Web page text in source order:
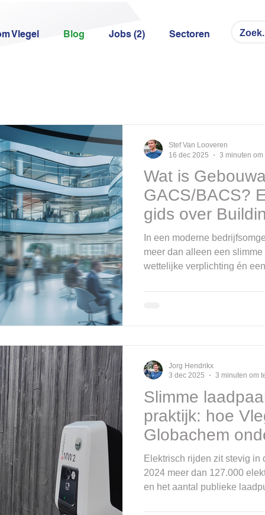
Vlegel Blog Jobs (2) Sectoren
Wat is
GACS/BACS?
gids over
and Control
In een moderne
meer dan alleen een
wettelijke verplichting én
we
Stef Van Looveren
16 dec 2025
3 minuten om
Slimme
praktijk: hoe
Globachem
duurzaam laden
Elektrisch rijden zit stevig in
2024 meer dan 127.000
en het aantal publieke
Jorg Hendrikx
3 dec 2025
3 minuten om